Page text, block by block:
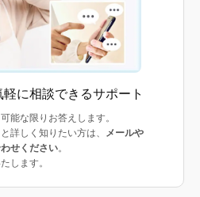
に相談できるサポート
能な限りお答えします。
詳しく知りたい方は、
メールや
せください。
します。